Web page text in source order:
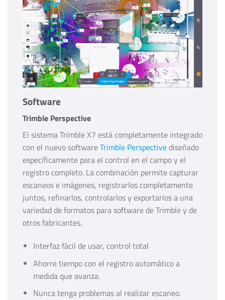
Software
Trimble Perspective
El sistema Trimble X7 está completamente integrado
con el nuevo softwareTrimble Perspectivediseñado
específicamente para el control en el campo y el
registro completo. La combinación permite capturar
escaneos e imágenes, registrarlos completamente
juntos, refinarlos, controlarlos y exportarlos a una
variedad de formatos para software de Trimble y de
otros fabricantes.
Interfaz fácil de usar, control total
Ahorre tiempo con el registro automático a
medida que avanza.
Nunca tenga problemas al realizar escaneo.